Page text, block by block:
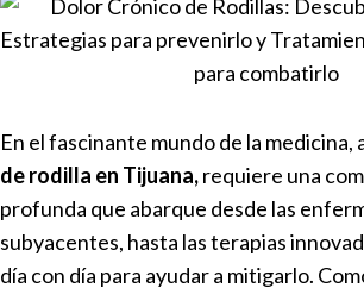
En el fascinante mundo de la medicina,
de rodilla en Tijuana,requiere una
profunda que abarque desde las
subyacentes, hasta las terapias
día con día para ayudar a mitigarlo.